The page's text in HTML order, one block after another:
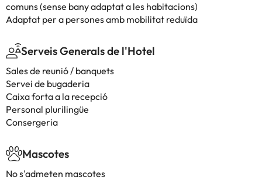
comuns (sense bany adaptat a les habitacions)
Adaptat per a persones amb mobilitat reduïda
Serveis Generals de l'Hotel
Sales de reunió / banquets
Servei de bugaderia
Caixa forta a la recepció
Personal plurilingüe
Consergeria
Mascotes
No s'admeten mascotes